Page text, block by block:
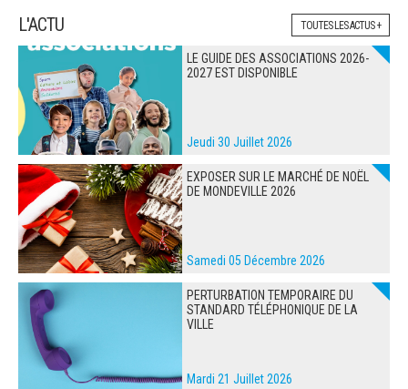
L'ACTU TOUTES LES ACTUS +
LE GUIDE DES ASSOCIATIONS 2026-
2027 EST DISPONIBLE
Jeudi 30 Juillet 2026
EXPOSER SUR LE MARCHÉ DE NOËL
DE MONDEVILLE 2026
Samedi 05 Décembre 2026
PERTURBATION TEMPORAIRE DU
STANDARD TÉLÉPHONIQUE DE LA
VILLE
Mardi 21 Juillet 2026